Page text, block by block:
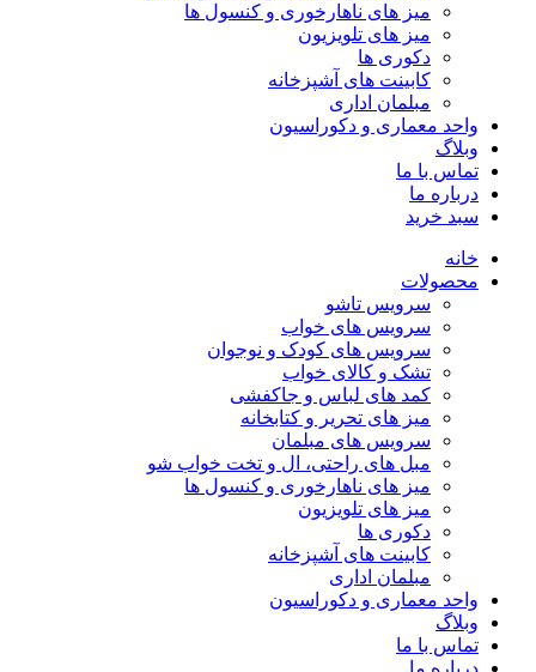
میز های ناهارخوری و کنسول ها
میز های تلویزیون
دکوری ها
کابینت های آشپزخانه
مبلمان اداری
واحد معماری و دکوراسیون
وبلاگ
تماس با ما
درباره ما
سبد خرید
خانه
محصولات
سرویس تاشو
سرویس های خواب
سرویس های کودک و نوجوان
تشک و کالای خواب
کمد های لباس و جاکفشی
میز های تحریر و کتابخانه
سرویس های مبلمان
مبل های راحتی، ال و تخت خواب شو
میز های ناهارخوری و کنسول ها
میز های تلویزیون
دکوری ها
کابینت های آشپزخانه
مبلمان اداری
واحد معماری و دکوراسیون
وبلاگ
تماس با ما
درباره ما